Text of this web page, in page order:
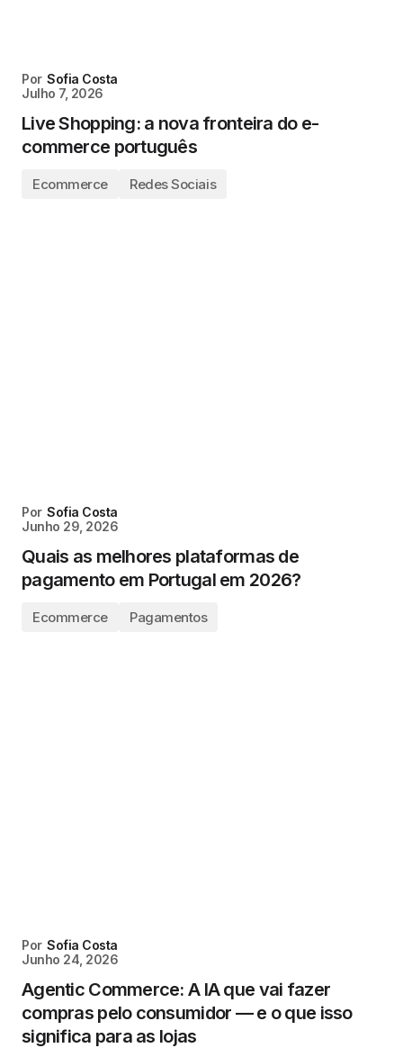
Por Sofia Costa
Julho 7, 2026
Live Shopping: a nova fronteira do e-
commerce português
Ecommerce Redes Sociais
Por Sofia Costa
Junho 29, 2026
Quais as melhores plataformas de
pagamento em Portugal em 2026?
Ecommerce Pagamentos
Por Sofia Costa
Junho 24, 2026
Agentic Commerce: A IA que vai fazer
compras pelo consumidor — e o que isso
significa para as lojas